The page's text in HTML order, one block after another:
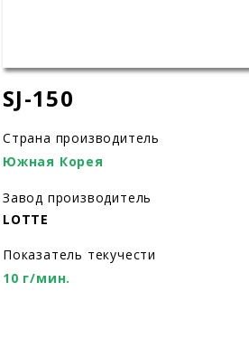
SJ-150
Страна производитель
Южная Корея
Завод производитель
LOTTE
Показатель текучести
10 г/мин.